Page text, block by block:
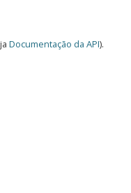
Documentação da API).